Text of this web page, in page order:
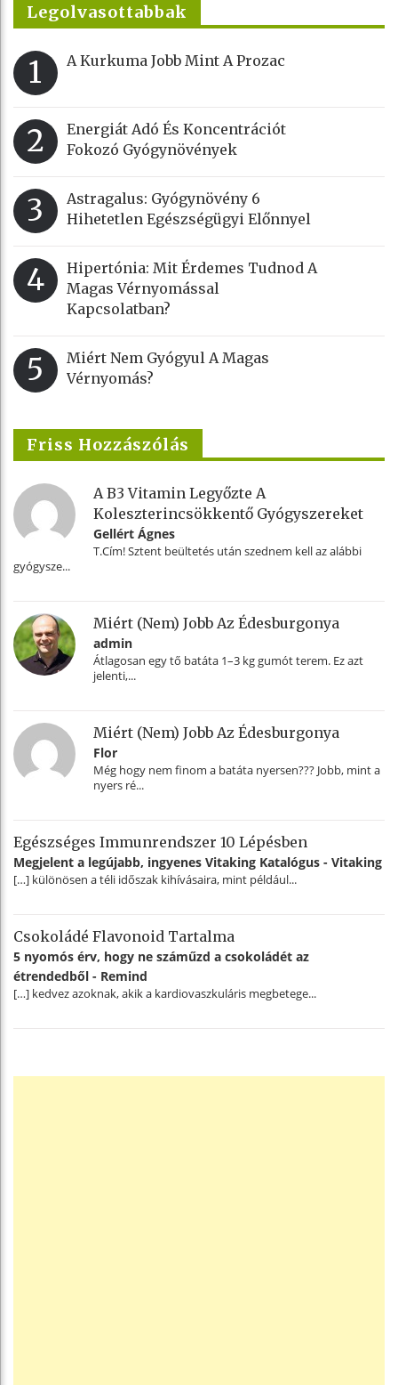
Legolvasottabbak
1 A Kurkuma Jobb Mint A Prozac
2
Energiát Adó És Koncentrációt
Fokozó Gyógynövények
3
Astragalus: Gyógynövény 6
Hihetetlen Egészségügyi Előnnyel
4
Hipertónia: Mit Érdemes Tudnod A
Magas Vérnyomással
Kapcsolatban?
5
Miért Nem Gyógyul A Magas
Vérnyomás?
Friss Hozzászólás
A B3 Vitamin Legyőzte A
Koleszterincsökkentő Gyógyszereket
Gellért Ágnes
T.Cím! Sztent beültetés után szednem kell az alábbi
gyógysze...
Miért (nem) Jobb Az Édesburgonya
admin
Átlagosan egy tő batáta 1–3 kg gumót terem. Ez azt
jelenti,...
Miért (nem) Jobb Az Édesburgonya
Flor
Még hogy nem finom a batáta nyersen??? Jobb, mint a
nyers ré...
Egészséges Immunrendszer 10 Lépésben
Megjelent a legújabb, ingyenes Vitaking Katalógus - Vitaking
[…] különösen a téli időszak kihívásaira, mint például...
Csokoládé Flavonoid Tartalma
5 nyomós érv, hogy ne száműzd a csokoládét az
étrendedből - Remind
[…] kedvez azoknak, akik a kardiovaszkuláris megbetege...